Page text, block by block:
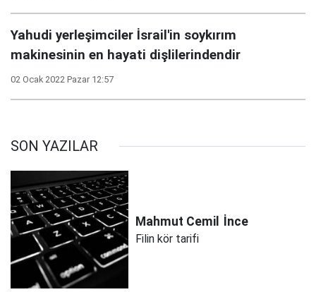
Yahudi yerleşimciler İsrail'in soykırım
makinesinin en hayati dişlilerindendir
02 Ocak 2022 Pazar 12:57
SON YAZILAR
Mahmut Cemil İnce
Filin kör tarifi